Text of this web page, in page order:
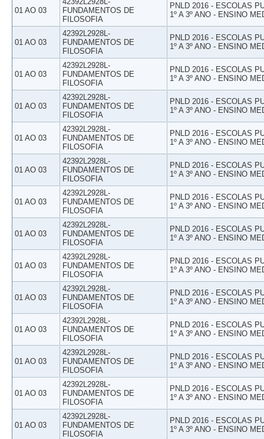
01 AO 03
FUNDAMENTOS DE
FILOSOFIA
PNLD 2016 - ESCOLAS
1º A 3º ANO - ENSINO
01 AO 03
42392L2928L-
FUNDAMENTOS DE
FILOSOFIA
PNLD 2016 - ESCOLAS
1º A 3º ANO - ENSINO
01 AO 03
42392L2928L-
FUNDAMENTOS DE
FILOSOFIA
PNLD 2016 - ESCOLAS
1º A 3º ANO - ENSINO
01 AO 03
42392L2928L-
FUNDAMENTOS DE
FILOSOFIA
PNLD 2016 - ESCOLAS
1º A 3º ANO - ENSINO
01 AO 03
42392L2928L-
FUNDAMENTOS DE
FILOSOFIA
PNLD 2016 - ESCOLAS
1º A 3º ANO - ENSINO
01 AO 03
42392L2928L-
FUNDAMENTOS DE
FILOSOFIA
PNLD 2016 - ESCOLAS
1º A 3º ANO - ENSINO
01 AO 03
42392L2928L-
FUNDAMENTOS DE
FILOSOFIA
PNLD 2016 - ESCOLAS
1º A 3º ANO - ENSINO
01 AO 03
42392L2928L-
FUNDAMENTOS DE
FILOSOFIA
PNLD 2016 - ESCOLAS
1º A 3º ANO - ENSINO
01 AO 03
42392L2928L-
FUNDAMENTOS DE
FILOSOFIA
PNLD 2016 - ESCOLAS
1º A 3º ANO - ENSINO
01 AO 03
42392L2928L-
FUNDAMENTOS DE
FILOSOFIA
PNLD 2016 - ESCOLAS
1º A 3º ANO - ENSINO
01 AO 03
42392L2928L-
FUNDAMENTOS DE
FILOSOFIA
PNLD 2016 - ESCOLAS
1º A 3º ANO - ENSINO
01 AO 03
42392L2928L-
FUNDAMENTOS DE
FILOSOFIA
PNLD 2016 - ESCOLAS
1º A 3º ANO - ENSINO
01 AO 03
42392L2928L-
FUNDAMENTOS DE
FILOSOFIA
PNLD 2016 - ESCOLAS
1º A 3º ANO - ENSINO
01 AO 03
42392L2928L-
FUNDAMENTOS DE
FILOSOFIA
PNLD 2016 - ESCOLAS
1º A 3º ANO - ENSINO